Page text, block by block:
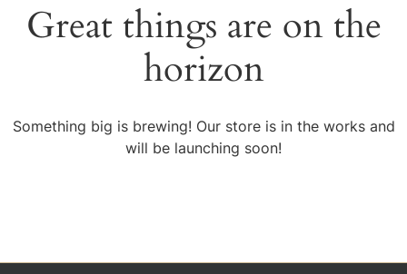
Great things are on the
horizon
Something big is brewing! Our store is in the works and
will be launching soon!